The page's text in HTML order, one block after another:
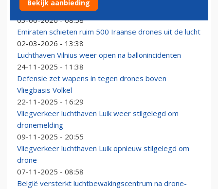
drones en raketten
03-06-2026 - 08:58
Emiraten schieten ruim 500 Iraanse drones uit de lucht
02-03-2026 - 13:38
Luchthaven Vilnius weer open na ballonincidenten
24-11-2025 - 11:38
Defensie zet wapens in tegen drones boven
Vliegbasis Volkel
22-11-2025 - 16:29
Vliegverkeer luchthaven Luik weer stilgelegd om
dronemelding
09-11-2025 - 20:55
Vliegverkeer luchthaven Luik opnieuw stilgelegd om
drone
07-11-2025 - 08:58
België versterkt luchtbewakingscentrum na drone-
Bekijk aanbieding